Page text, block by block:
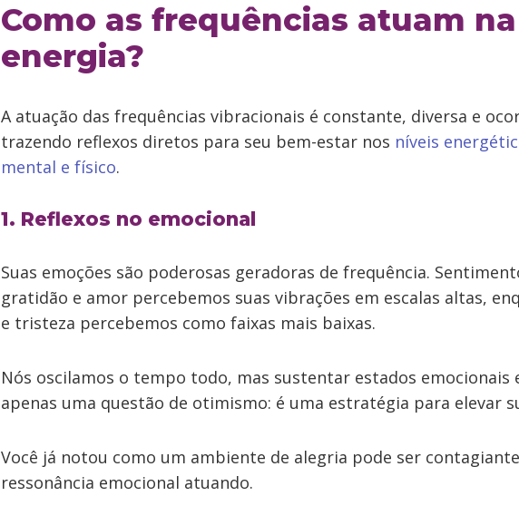
Como as frequências atuam
energia?
A atuação das frequências vibracionais é constante, diversa e
trazendo reflexos diretos para seu bem-estar nos níveis
mental e físico.
1. Reflexos no emocional
Suas emoções são poderosas geradoras de frequência.
gratidão e amor percebemos suas vibrações em escalas altas,
e tristeza percebemos como faixas mais baixas.
Nós oscilamos o tempo todo, mas sustentar estados emocionais
apenas uma questão de otimismo: é uma estratégia para elevar
Você já notou como um ambiente de alegria pode ser
ressonância emocional atuando.